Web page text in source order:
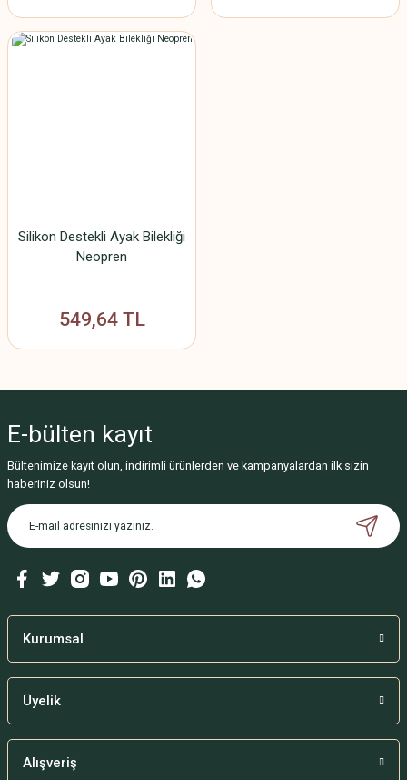
Silikon Destekli Ayak Bilekliği
Neopren
549,64 TL
E-bülten kayıt
Bültenimize kayıt olun, indirimli ürünlerden ve kampanyalardan ilk sizin
haberiniz olsun!
Kurumsal
Üyelik
Alışveriş